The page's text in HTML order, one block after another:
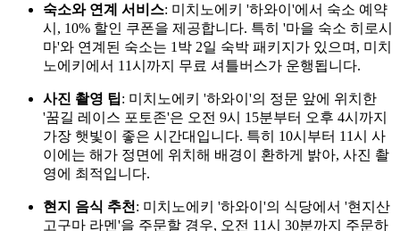
숙소와 연계 서비스: 미치노에키 '하와이'에서 숙소 예약
시, 10% 할인 쿠폰을 제공합니다. 특히 '마을 숙소 히로시
마'와 연계된 숙소는 1박 2일 숙박 패키지가 있으며, 미치
노에키에서 11시까지 무료 셔틀버스가 운행됩니다.
사진 촬영 팁: 미치노에키 '하와이'의 정문 앞에 위치한
'꿈길 레이스 포토존'은 오전 9시 15분부터 오후 4시까지
가장 햇빛이 좋은 시간대입니다. 특히 10시부터 11시 사
이에는 해가 정면에 위치해 배경이 환하게 밝아, 사진 촬
영에 최적입니다.
현지 음식 추천 : 미치노에키 '하와이'의 식당에서 '현지산
고구마 라멘'을 주문할 경우, 오전 11시 30분까지 주문하